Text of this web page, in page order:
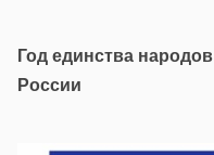
Год единства народов
России